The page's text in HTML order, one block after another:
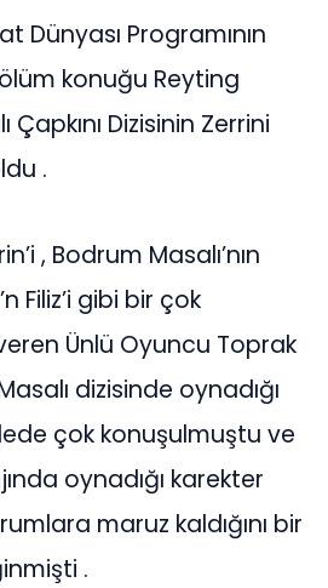
Dünyası Programının
konuğu Reyting
Çapkını Dizisinin Zerrini
.
, Bodrum Masalı’nın
Filiz’i gibi bir çok
Ünlü Oyuncu Toprak
dizisinde oynadığı
çok konuşulmuştu ve
oynadığı karekter
maruz kaldığını bir
.